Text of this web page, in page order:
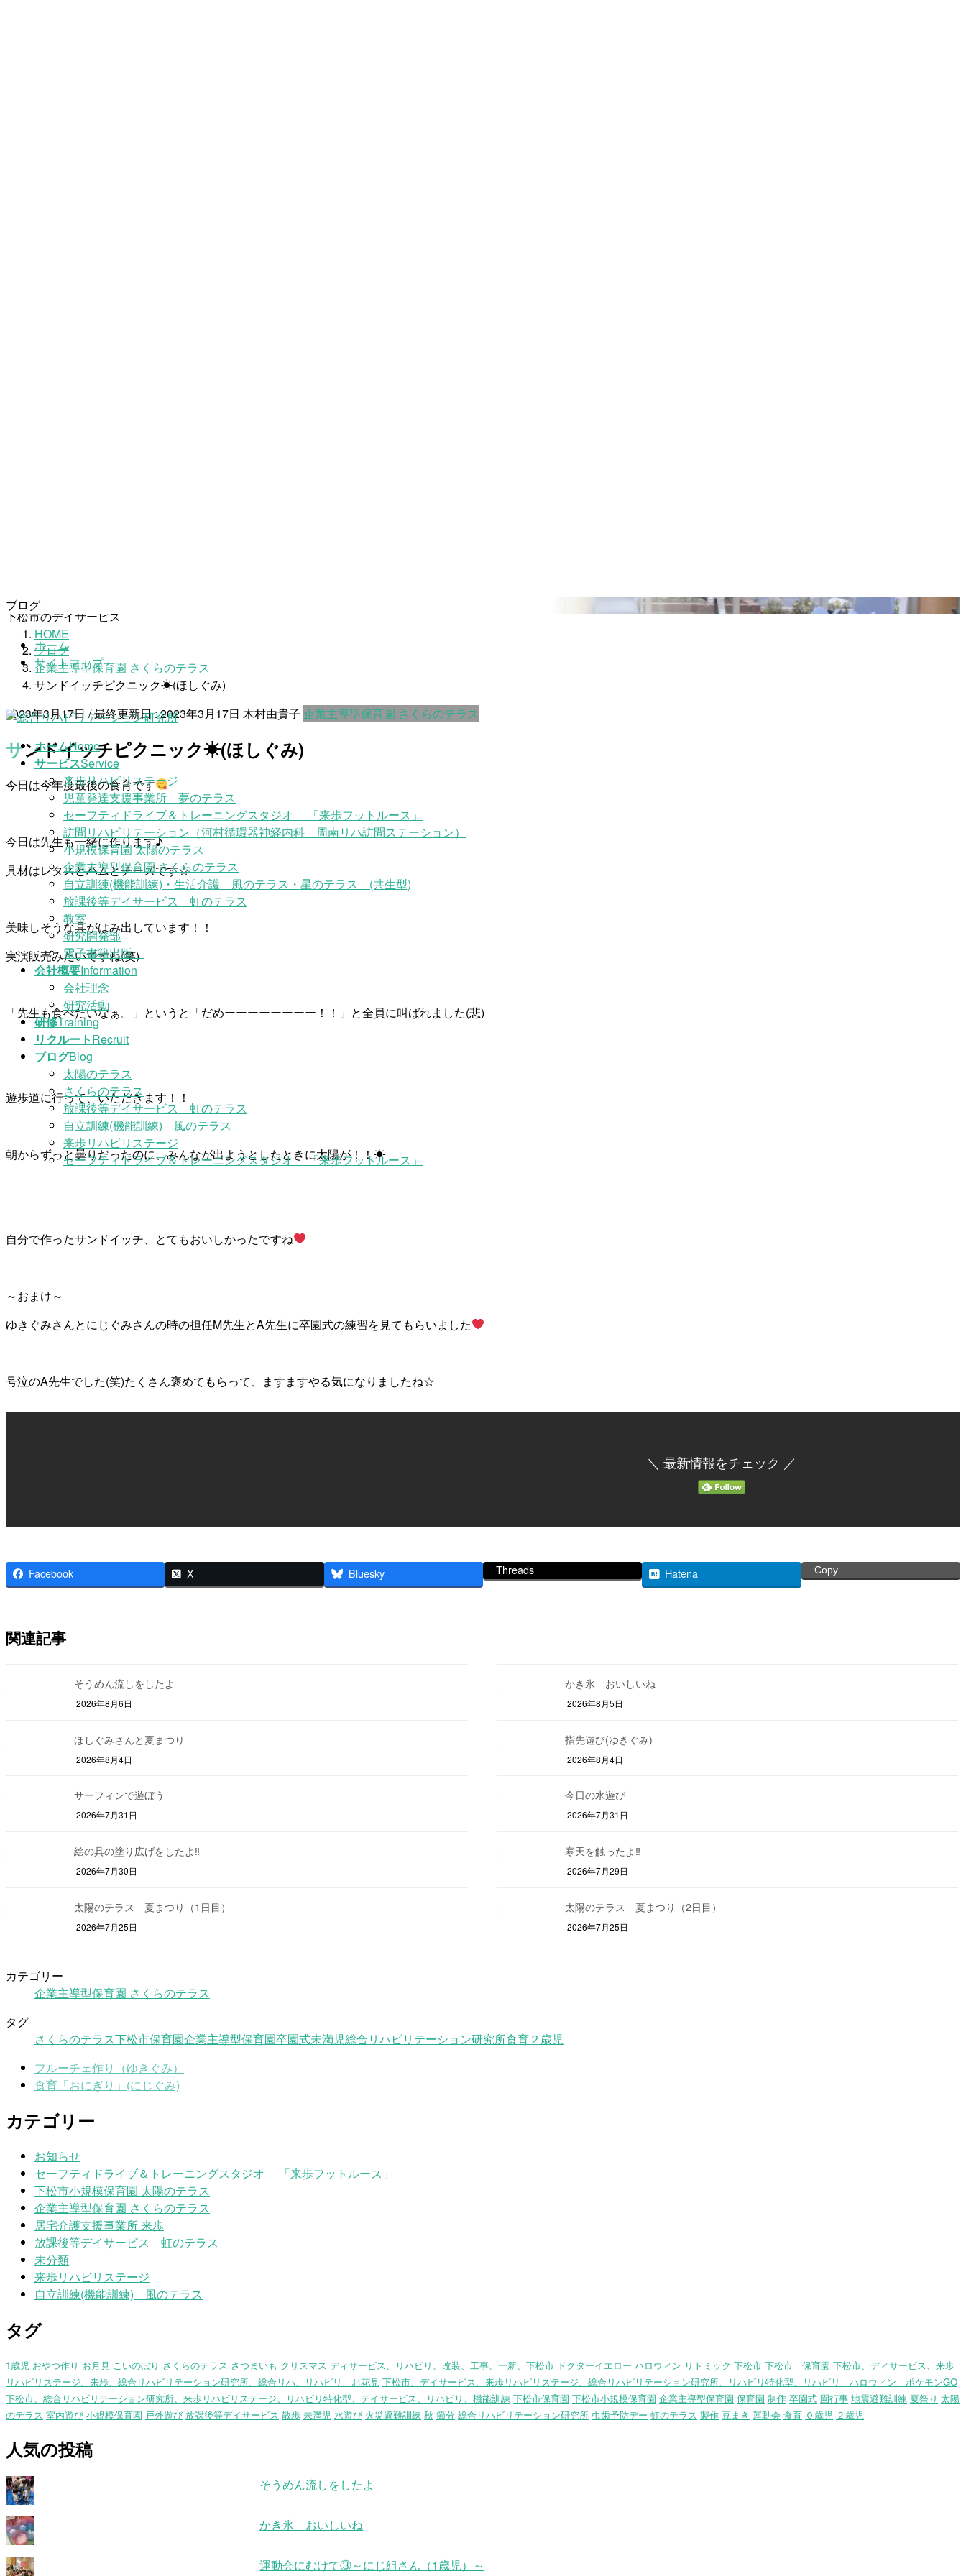
コ
ン
移
動
ナ
ビ
ン
に
移
動
下松市のデイサービス
ホーム
サイトマップ
ホームHome
サービスService
来歩リハビリステージ
児童発達支援事業所 夢のテラス
セーフティドライブ＆トレーニングスタジオ 「来歩フットルース」
訪問リハビリテーション（河村循環器神経内科 周南リハ訪問ステーション）
小規模保育園 太陽のテラス
企業主導型保育園 さくらのテラス
自立訓練(機能訓練)・生活介護 風のテラス・星のテラス (共生型)
放課後等デイサービス 虹のテラス
教室
研究開発部
電子書籍出版
会社概要Information
会社理念
研究活動
研修Training
リクルートRecruit
ブログBlog
太陽のテラス
さくらのテラス
放課後等デイサービス 虹のテラス
自立訓練(機能訓練) 風のテラス
来歩リハビリステージ
セーフティドライブ＆トレーニングスタジオ 「来歩フットルース」
ブログ
HOME
ブログ
企業主導型保育園 さくらのテラス
サンドイッチピクニック☀(ほしぐみ)
2023年3月17日 / 最終更新日 :2023年3月17日 木村由貴子 企業主導型保育園 さくらのテラス
サンドイッチピクニック☀(ほしぐみ)
今日は今年度最後の食育です
今日は先生も一緒に作ります♪
具材はレタスとハムとチーズです☆
美味しそうな具がはみ出しています！！
実演販売みたいですね(笑)
「先生も食べたいなぁ。」というと「だめーーーーーーーー！！」と全員に叫ばれました(悲)
遊歩道に行って、いただきます！！
朝からずっと曇りだったのに、みんなが出ようとしたときに太陽が！！☀
自分で作ったサンドイッチ、とてもおいしかったですね
～おまけ～
ゆきぐみさんとにじぐみさんの時の担任M先生とA先生に卒園式の練習を見てもらいました
号泣のA先生でした(笑)たくさん褒めてもらって、ますますやる気になりましたね☆
＼ 最新情報をチェック ／
Facebook X Bluesky Threads Hatena Copy
関連記事
そうめん流しをしたよ
2026年8月6日
かき氷 おいしいね
2026年8月5日
ほしぐみさんと夏まつり
2026年8月4日
指先遊び(ゆきぐみ)
2026年8月4日
サーフィンで遊ぼう
2026年7月31日
今日の水遊び
2026年7月31日
絵の具の塗り広げをしたよ‼
2026年7月30日
寒天を触ったよ‼
2026年7月29日
太陽のテラス 夏まつり（1日目）
2026年7月25日
太陽のテラス 夏まつり（2日目）
2026年7月25日
カテゴリー
企業主導型保育園 さくらのテラス
タグ
さくらのテラス下松市保育園企業主導型保育園卒園式未満児総合リハビリテーション研究所食育２歳児
フルーチェ作り（ゆきぐみ）
食育「おにぎり」(にじぐみ)
カテゴリー
お知らせ
セーフティドライブ＆トレーニングスタジオ 「来歩フットルース」
下松市小規模保育園 太陽のテラス
企業主導型保育園 さくらのテラス
居宅介護支援事業所 来歩
放課後等デイサービス 虹のテラス
未分類
来歩リハビリステージ
自立訓練(機能訓練) 風のテラス
タグ
1歳児 おやつ作り お月見 こいのぼり さくらのテラス さつまいも クリスマス ディサービス、リハビリ、改装、工事、一新、下松市 ドクターイエロー ハロウィン リトミック 下松市 下松市 保育園 下松市、ディサービス、来歩
リハビリステージ、来歩、総合リハビリテーション研究所、総合リハ、リハビリ、お花見 下松市、デイサービス、来歩リハビリステージ、総合リハビリテーション研究所、リハビリ特化型、リハビリ、ハロウィン、ポケモンGO
下松市、総合リハビリテーション研究所、来歩リハビリステージ、リハビリ特化型、デイサービス、リハビリ、機能訓練 下松市保育園 下松市小規模保育園 企業主導型保育園 保育園 制作 卒園式 園行事 地震避難訓練 夏祭り 太陽
のテラス 室内遊び 小規模保育園 戸外遊び 放課後等デイサービス 散歩 未満児 水遊び 火災避難訓練 秋 節分 総合リハビリテーション研究所 虫歯予防デー 虹のテラス 製作 豆まき 運動会 食育 ０歳児 ２歳児
人気の投稿
そうめん流しをしたよ
かき氷 おいしいね
運動会にむけて③～にじ組さん（1歳児）～